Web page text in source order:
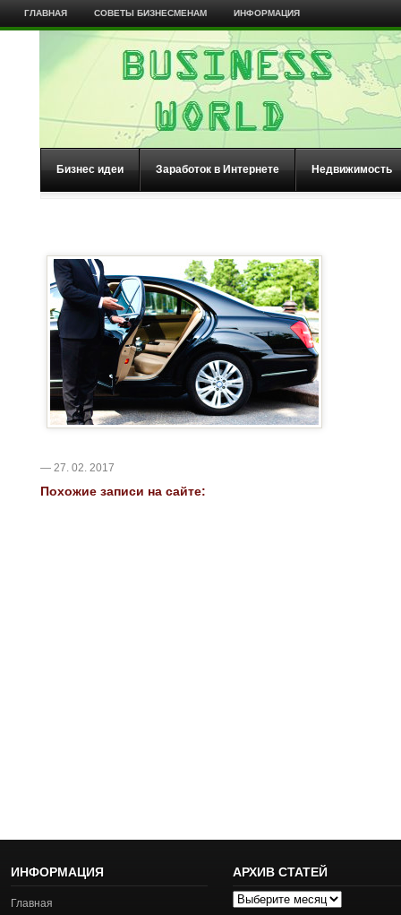
ГЛАВНАЯ СОВЕТЫ БИЗНЕСМЕНАМ ИНФОРМАЦИЯ
Бизнес идеи Заработок в Интернете Недвижимость
— 27. 02. 2017
Похожие записи на сайте:
ИНФОРМАЦИЯ
Главная
АРХИВ СТАТЕЙ
Архив